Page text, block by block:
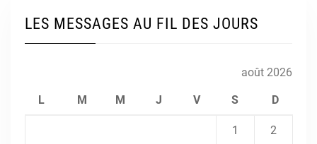
LES MESSAGES AU FIL DES JOURS
août 2026
L M M J V S D
1 2